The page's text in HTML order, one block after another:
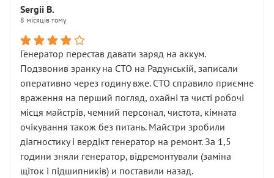
Sergii B.
8 місяців тому
Генератор перестав давати заряд на аккум.
Подзвонив зранку на СТО на Радунській, записали
оперативно через годину вже. СТО справило приємне
враження на перший погляд, охайні та чисті робочі
місця майстрів, чемний персонал, чистота, кімната
очікування також без питань. Майстри зробили
діагностику і вердікт генератор на ремонт. За 1,5
години зняли генератор, відремонтували (заміна
щіток і підшипників) и поставили назад.